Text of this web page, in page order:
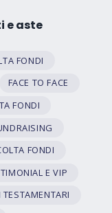
e aste
FONDI
FACE TO FACE
FONDI
FONDI
E VIP
TESTAMENTARI